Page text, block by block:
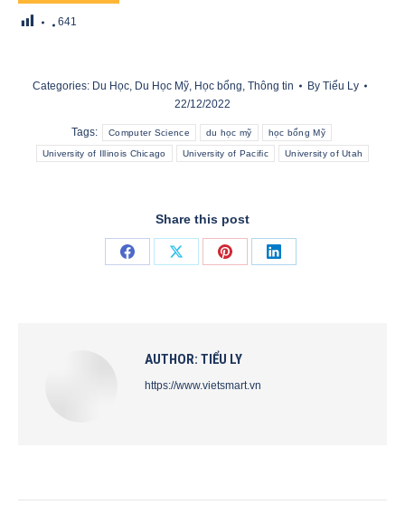
641
Categories: Du Học Du Học Mỹ Học bổng Thông tin By Tiểu Ly
22/12/2022
Tags: Computer Science du học mỹ học bổng Mỹ
University of Illinois Chicago University of Pacific University of Utah
Share this post
Share
Share
Share
Share
AUTHOR: TIỂU LY
https://www.vietsmart.vn